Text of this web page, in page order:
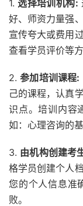
1. 选择培训机构:
好、师资力量强
宣传夸大或费用
查看学员评价等
2.参加培训课程:
己的课程，认真
识点。培训内容
如：心理咨询的
3. 由机构创建考
格学员创建个人
您的个人信息准
败。